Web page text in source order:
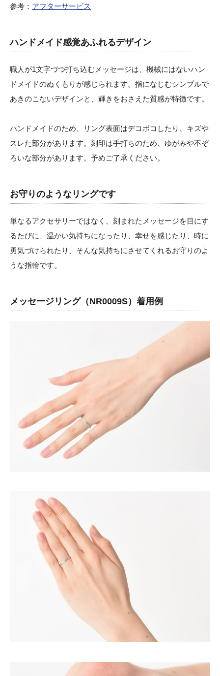
参考： アフターサービス
ハンドメイド感覚あふれるデザイン
職人が1文字づつ打ち込むメッセージは、機械にはないハン
ドメイドのぬくもりが感じられます。指になじむシンプルで
あきのこないデザインと、輝きをおさえた質感が特徴です。
ハンドメイドのため、リング表面はデコボコしたり、キズや
スレた部分があります。刻印は手打ちのため、ゆがみや不ぞ
ろいな部分があります。予めご了承ください。
お守りのようなリングです
単なるアクセサリーではなく、刻まれたメッセージを目にす
るたびに、温かい気持ちになったり、幸せを感じたり、時に
勇気づけられたり、そんな気持ちにさせてくれるお守りのよ
うな指輪です。
メッセージリング（NR0009S）着用例